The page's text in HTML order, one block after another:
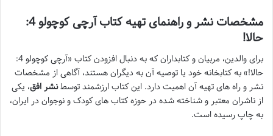
مشخصات نشر و راهنمای تهیه کتاب آرچی کوچولو 4:
حالا!
برای والدین، مربیان و کتابداران که به دنبال افزودن کتاب «آرچی کوچولو 4:
حالا!» به کتابخانه خود یا توصیه آن به دیگران هستند، آگاهی از مشخصات
نشر و راه های تهیه آن اهمیت دارد. این کتاب ارزشمند توسطنشر افق، یکی
از ناشران معتبر و شناخته شده در حوزه کتاب های کودک و نوجوان در ایران،
به چاپ رسیده است.